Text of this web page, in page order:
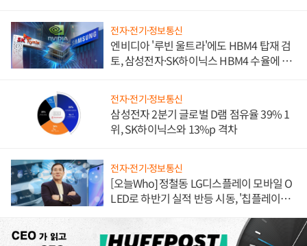
전자·전기·정보통신
엔비디아 '루빈 울트라'에도 HBM4 탑재 검
토, 삼성전자·SK하이닉스 HBM4 수율에 주
전자·전기·정보통신
삼성전자 2분기 글로벌 D램 점유율 39% 1
위, SK하이닉스와 13%p 격차
전자·전기·정보통신
[오늘Who] 정철동 LG디스플레이 모바일 O
LED로 하반기 실적 반등 시동, '칩플레이